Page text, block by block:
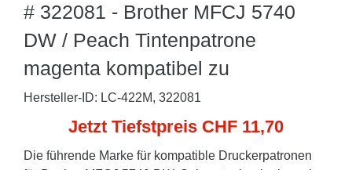
# 322081 - Brother MFCJ 5740
DW / Peach Tintenpatrone
magenta kompatibel zu
Hersteller-ID: LC-422M, 322081
Jetzt Tiefstpreis CHF 11,70
Die führende Marke für kompatible Druckerpatronen